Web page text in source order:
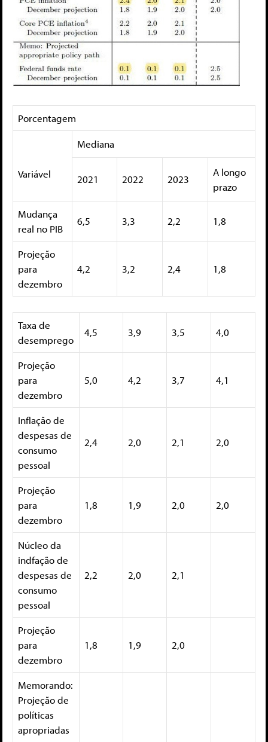
Porcentagem
Variável
Mediana
2021 2022 2023
A longo
prazo
Mudança
real no PIB
6,5 3,3 2,2 1,8
Projeção
para
dezembro
4,2 3,2 2,4 1,8
Taxa de
desemprego
4,5 3,9 3,5 4,0
Projeção
para
dezembro
5,0 4,2 3,7 4,1
Inflação de
despesas de
consumo
pessoal
2,4 2,0 2,1 2,0
Projeção
para
dezembro
1,8 1,9 2,0 2,0
Núcleo da
indfação de
despesas de
consumo
pessoal
2,2 2,0 2,1
Projeção
para
dezembro
1,8 1,9 2,0
Memorando:
Projeção de
políticas
apropriadas